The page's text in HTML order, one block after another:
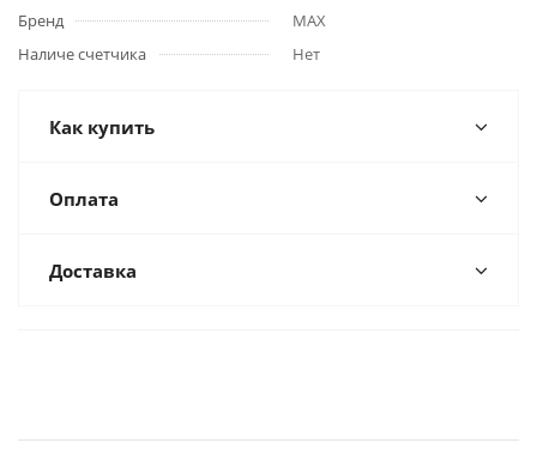
Бренд
MAX
Наличе счетчика
Нет
Как купить
Оплата
Доставка